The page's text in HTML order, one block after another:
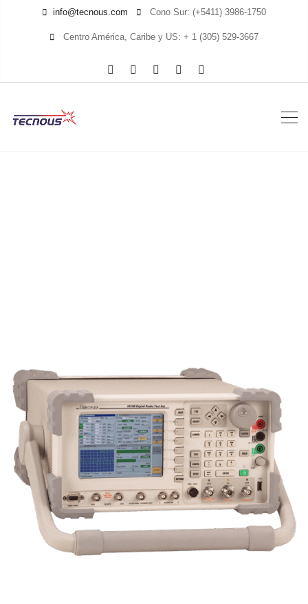
info@tecnous.com Cono Sur: (+5411) 3986-1750
Centro América, Caribe y US: + 1 (305) 529-3667